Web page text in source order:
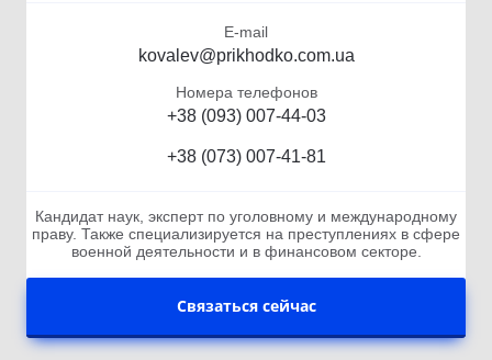
E-mail
kovalev@prikhodko.com.ua
Номера телефонов
+38 (093) 007-44-03
+38 (073) 007-41-81
Кандидат наук, эксперт по уголовному и международному
праву. Также специализируется на преступлениях в сфере
военной деятельности и в финансовом секторе.
Связаться сейчас